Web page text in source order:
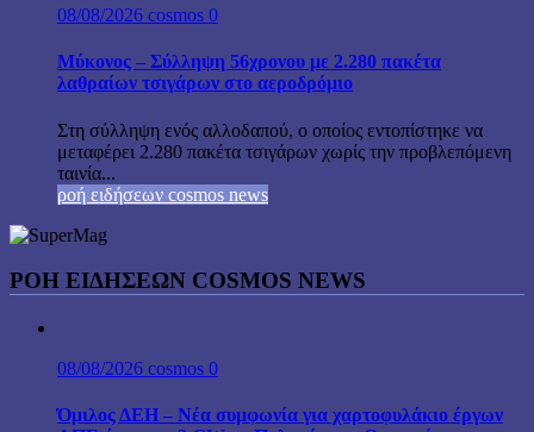
08/08/2026 cosmos 0
Μύκονος – Σύλληψη 56χρονου με 2.280 πακέτα
λαθραίων τσιγάρων στο αεροδρόμιο
Στη σύλληψη ενός αλλοδαπού, ο οποίος εντοπίστηκε να
μεταφέρει 2.280 πακέτα τσιγάρων χωρίς την προβλεπόμενη
ταινία...
ροή ειδήσεων cosmos news
ΡΟΉ ΕΙΔΉΣΕΩΝ COSMOS NEWS
08/08/2026 cosmos 0
Όμιλος ΔΕΗ – Νέα συμφωνία για χαρτοφυλάκιο έργων